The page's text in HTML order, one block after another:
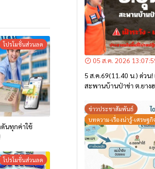
โปรโมชั่นส่วนลด
ดันทุกค่าใช้
โปรโมชั่นส่วนลด
05 ส.ค. 2026
5 ส.ค.69(11.40 น.) ด่วน
สะพานบ้านป่าข่า ต.ยางฮ
ข่าวประชาสัมพันธ์
บทความ-เรื่องน่ารู้-เศรษฐ